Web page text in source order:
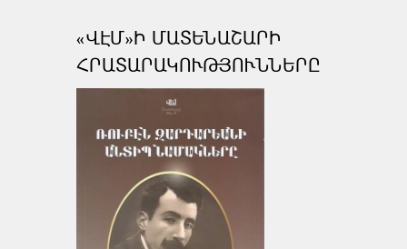
«ՎԷՄ»Ի ՄԱՏԵՆԱՇԱՐԻ
ՀՐԱՏԱՐԱԿՈՒԹՅՈՒՆՆԵՐԸ